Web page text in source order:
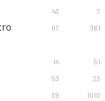
43 7
67 361
14 51
53 23
39 1010